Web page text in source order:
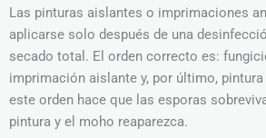
Las pinturas aislantes o imprimaciones
aplicarse solo después de una
secado total. El orden correcto es:
imprimación aislante y, por último,
este orden hace que las esporas
pintura y el moho reaparezca.